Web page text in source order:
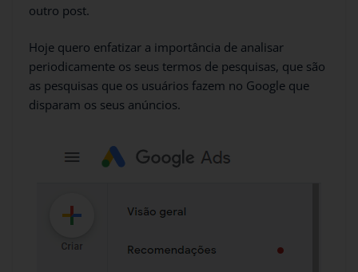
outro post.
Hoje quero enfatizar a importância de analisar
periodicamente os seus termos de pesquisas, que são
as pesquisas que os usuários fazem no Google que
disparam os seus anúncios.